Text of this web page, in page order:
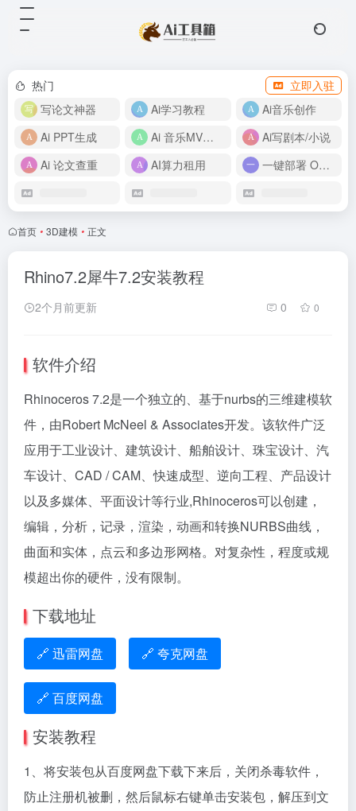
热门
立即入驻
写论文神器
Ai学习教程
Ai音乐创作
Ai PPT生成
Ai 音乐MV制作
Ai写剧本/小说
Ai 论文查重
AI算力租用 一键部署 OpenClaw
首页 • 3D建模 • 正文
Rhino7.2犀牛7.2安装教程
2个月前更新 0 0
软件介绍
Rhinoceros 7.2是一个独立的、基于nurbs的三维建模软
件，由Robert McNeel & Associates开发。该软件广泛
应用于工业设计、建筑设计、船舶设计、珠宝设计、汽
车设计、CAD / CAM、快速成型、逆向工程、产品设计
以及多媒体、平面设计等行业,Rhinoceros可以创建，
编辑，分析，记录，渲染，动画和转换NURBS曲线，
曲面和实体，点云和多边形网格。对复杂性，程度或规
模超出你的硬件，没有限制。
下载地址
🔗 迅雷网盘 🔗 夸克网盘
🔗 百度网盘
安装教程
1、将安装包从百度网盘下载下来后，关闭杀毒软件，
防止注册机被删，然后鼠标右键单击安装包，解压到文